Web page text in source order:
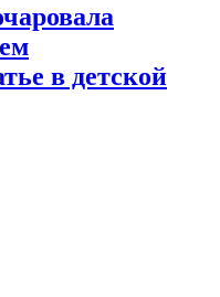
в детской